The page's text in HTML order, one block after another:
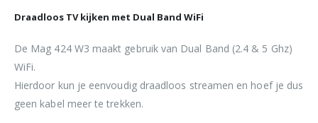
Draadloos TV kijken met Dual Band WiFi
De Mag 424 W3 maakt gebruik van Dual Band (2.4 & 5 Ghz)
WiFi.
Hierdoor kun je eenvoudig draadloos streamen en hoef je dus
geen kabel meer te trekken.